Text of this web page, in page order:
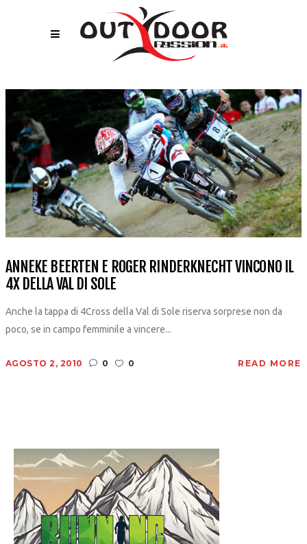
ANNEKE BEERTEN E ROGER RINDERKNECHT VINCONO IL
4X DELLA VAL DI SOLE
Anche la tappa di 4Cross della Val di Sole riserva sorprese non da
poco, se in campo femminile a vincere...
AGOSTO 2, 2010 0 0 READ MORE